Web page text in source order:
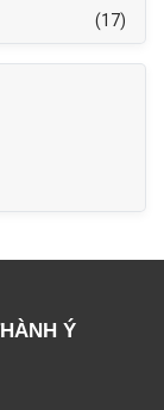
(17)
Ý